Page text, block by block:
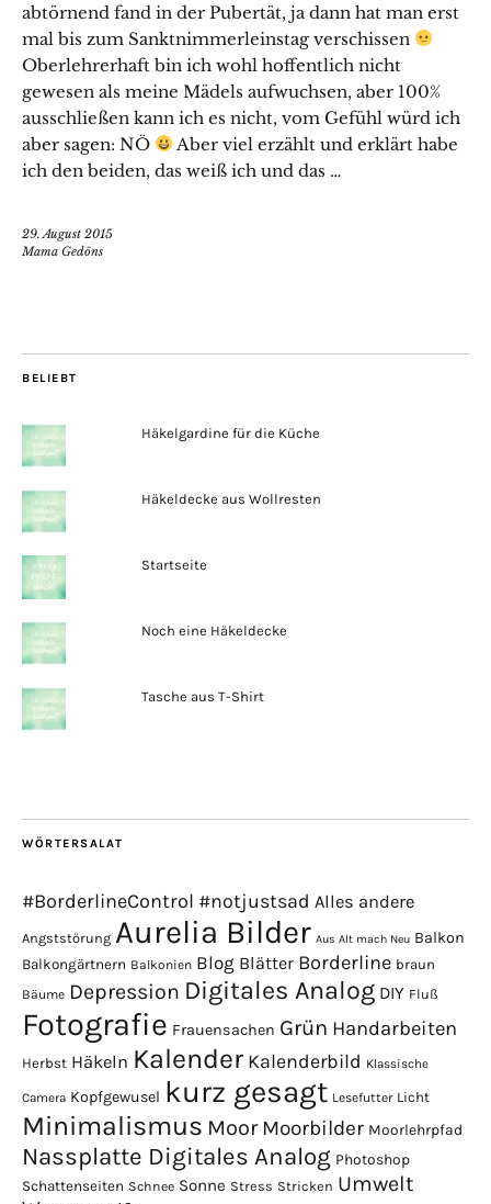
abtörnend fand in der Pubertät, ja dann hat man erst
mal bis zum Sanktnimmerleinstag verschissen
Oberlehrerhaft bin ich wohl hoffentlich nicht
gewesen als meine Mädels aufwuchsen, aber 100%
ausschließen kann ich es nicht, vom Gefühl würd ich
aber sagen: NÖ
Aber viel erzählt und erklärt habe
ich den beiden, das weiß ich und das …
29. August 2015
Mama Gedöns
BELIEBT
Häkelgardine für die Küche
Häkeldecke aus Wollresten
Startseite
Noch eine Häkeldecke
Tasche aus T-Shirt
WÖRTERSALAT
#BorderlineControl #notjustsad Alles andere
Angststörung Aurelia Bilder Aus Alt mach Neu Balkon
Balkongärtnern Balkonien Blog Blätter Borderline braun
Bäume Depression Digitales Analog DIY Fluß
Fotografie Frauensachen Grün Handarbeiten
Herbst Häkeln Kalender Kalenderbild Klassische
Camera Kopfgewusel kurz gesagt Lesefutter Licht
Minimalismus Moor Moorbilder Moorlehrpfad
Nassplatte Digitales Analog Photoshop
Schattenseiten Schnee Sonne Stress Stricken Umwelt